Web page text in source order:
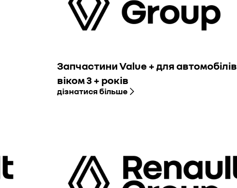
Запчастини Value + для автомобілів
віком 3 + років
дізнатися більше